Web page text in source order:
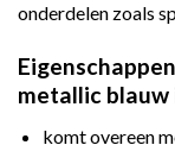
onderdelen zoals
metallic blauw
komt overeen